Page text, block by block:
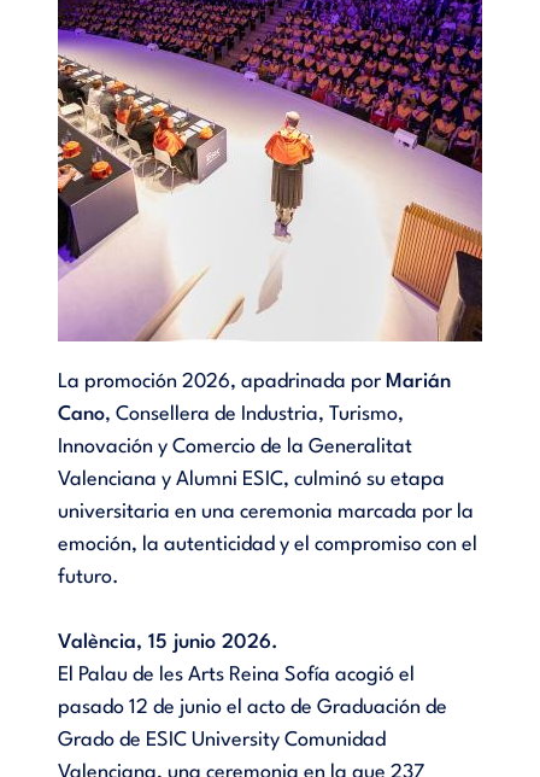
La promoción 2026, apadrinada por Marián
Cano, Consellera de Industria, Turismo,
Innovación y Comercio de la Generalitat
Valenciana y Alumni ESIC, culminó su etapa
universitaria en una ceremonia marcada por la
emoción, la autenticidad y el compromiso con el
futuro.
València, 15 junio 2026.
El Palau de les Arts Reina Sofía acogió el
pasado 12 de junio el acto de Graduación de
Grado de ESIC University Comunidad
Valenciana, una ceremonia en la que 237